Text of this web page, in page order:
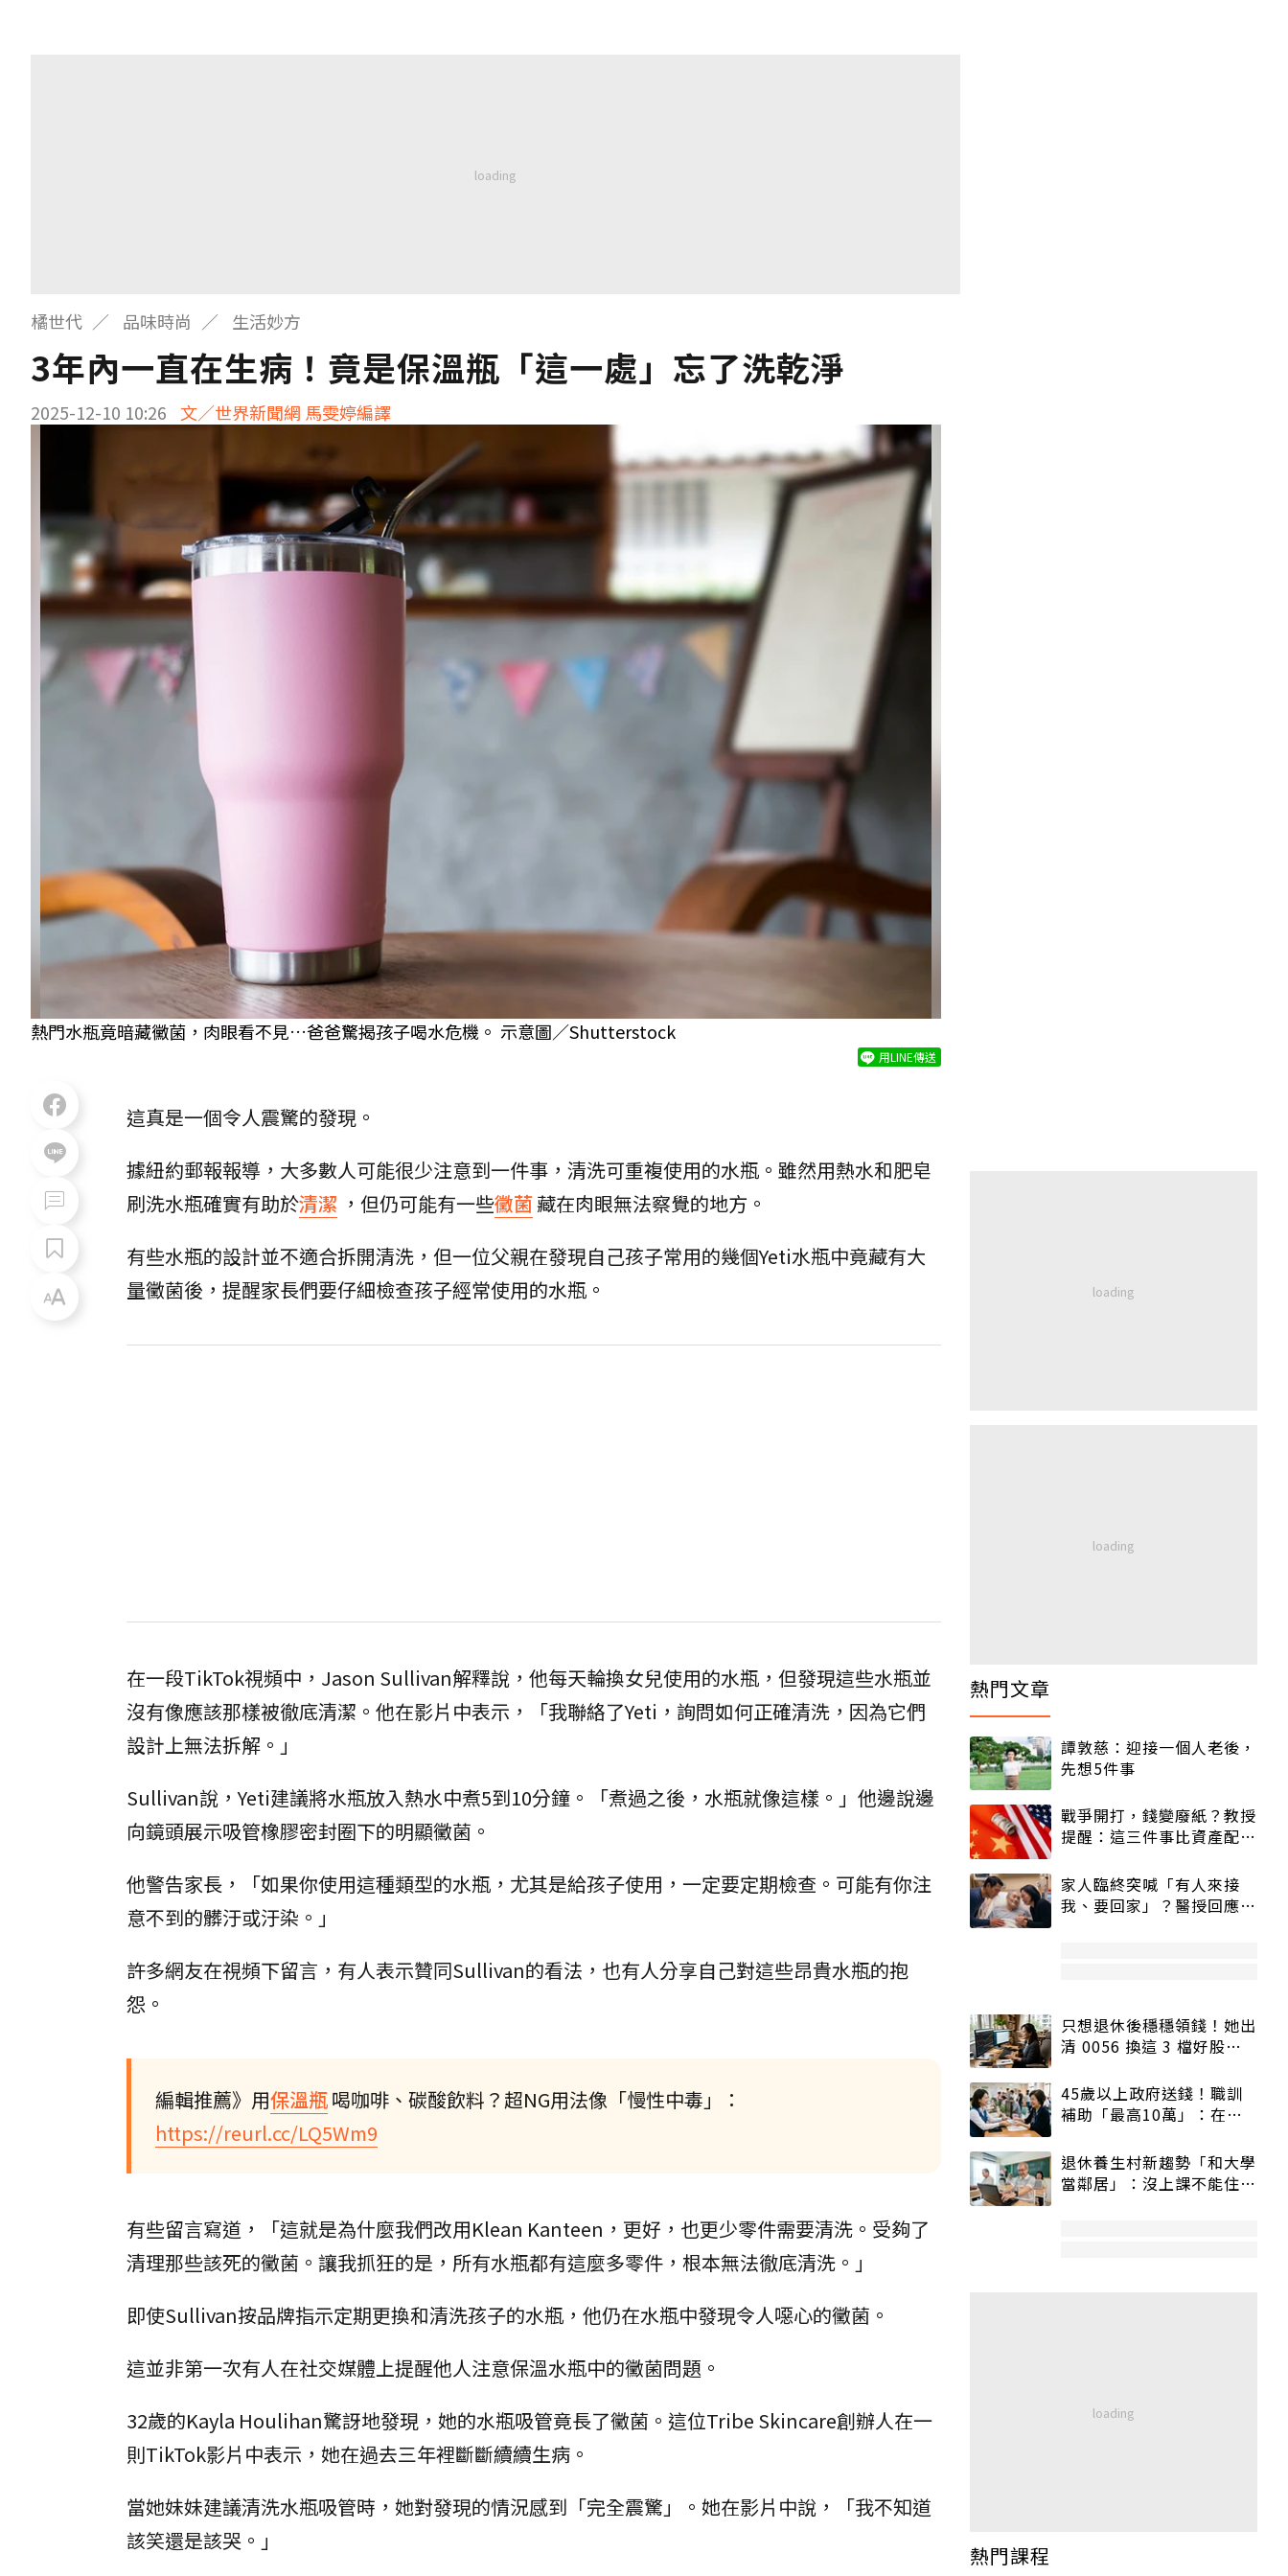
橘世代 品味時尚 生活妙方
3年內一直在生病！竟是保溫瓶「這一處」忘了洗乾淨
2025-12-10 10:26 文／世界新聞網 馬雯婷編譯
熱門水瓶竟暗藏黴菌，肉眼看不見…爸爸驚揭孩子喝水危機。 示意圖／Shutterstock
用LINE傳送
這真是一個令人震驚的發現。
據紐約郵報報導，大多數人可能很少注意到一件事，清洗可重複使用的水瓶。雖然用熱水和肥皂
刷洗水瓶確實有助於清潔 ，但仍可能有一些黴菌藏在肉眼無法察覺的地方。
有些水瓶的設計並不適合拆開清洗，但一位父親在發現自己孩子常用的幾個Yeti水瓶中竟藏有大
量黴菌後，提醒家長們要仔細檢查孩子經常使用的水瓶。
在一段TikTok視頻中，Jason Sullivan解釋說，他每天輪換女兒使用的水瓶，但發現這些水瓶並
沒有像應該那樣被徹底清潔。他在影片中表示，「我聯絡了Yeti，詢問如何正確清洗，因為它們
設計上無法拆解。」
Sullivan說，Yeti建議將水瓶放入熱水中煮5到10分鐘。「煮過之後，水瓶就像這樣。」他邊說邊
向鏡頭展示吸管橡膠密封圈下的明顯黴菌。
他警告家長，「如果你使用這種類型的水瓶，尤其是給孩子使用，一定要定期檢查。可能有你注
意不到的髒汙或汙染。」
許多網友在視頻下留言，有人表示贊同Sullivan的看法，也有人分享自己對這些昂貴水瓶的抱
怨。
編輯推薦》用保溫瓶喝咖啡、碳酸飲料？超NG用法像「慢性中毒」：
https://reurl.cc/LQ5Wm9
有些留言寫道，「這就是為什麼我們改用Klean Kanteen，更好，也更少零件需要清洗。受夠了
清理那些該死的黴菌。讓我抓狂的是，所有水瓶都有這麼多零件，根本無法徹底清洗。」
即使Sullivan按品牌指示定期更換和清洗孩子的水瓶，他仍在水瓶中發現令人噁心的黴菌。
這並非第一次有人在社交媒體上提醒他人注意保溫水瓶中的黴菌問題。
32歲的Kayla Houlihan驚訝地發現，她的水瓶吸管竟長了黴菌。這位Tribe Skincare創辦人在一
則TikTok影片中表示，她在過去三年裡斷斷續續生病。
當她妹妹建議清洗水瓶吸管時，她對發現的情況感到「完全震驚」。她在影片中說，「我不知道
該笑還是該哭。」
熱門文章
譚敦慈：迎接一個人老後，
先想5件事
戰爭開打，錢變廢紙？教授
提醒：這三件事比資產配置
家人臨終突喊「有人來接
我、要回家」？醫授回應方
只想退休後穩穩領錢！她出
清 0056 換這 3 檔好股：
45歲以上政府送錢！職訓
補助「最高10萬」：在
退休養生村新趨勢「和大學
當鄰居」：沒上課不能住、
熱門課程